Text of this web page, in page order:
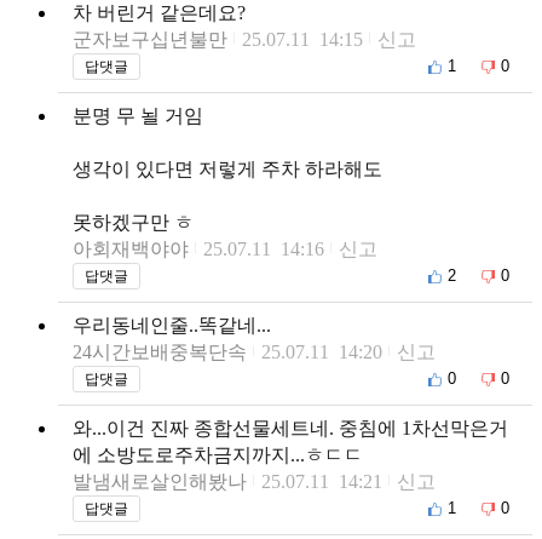
차 버린거 같은데요?
군자보구십년불만
25.07.11 14:15 신고
답댓글 1 0
분명 무 뇔 거임
생각이 있다면 저렇게 주차 하라해도
못하겠구만 ㅎ
아회재백야야
25.07.11 14:16 신고
답댓글 2 0
우리동네인줄..똑같네...
24시간보배중복단속
25.07.11 14:20 신고
답댓글 0 0
와...이건 진짜 종합선물세트네. 중침에 1차선막은거
에 소방도로주차금지까지...ㅎㄷㄷ
발냄새로살인해봤나
25.07.11 14:21 신고
답댓글 1 0